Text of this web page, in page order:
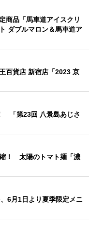
商品「馬車道アイスクリ
ダブルマロン＆馬車道ア
百貨店 新宿店「2023 京
「第23回 八景島あじさ
！ 太陽のトマト麺「濃
6月1日より夏季限定メニ